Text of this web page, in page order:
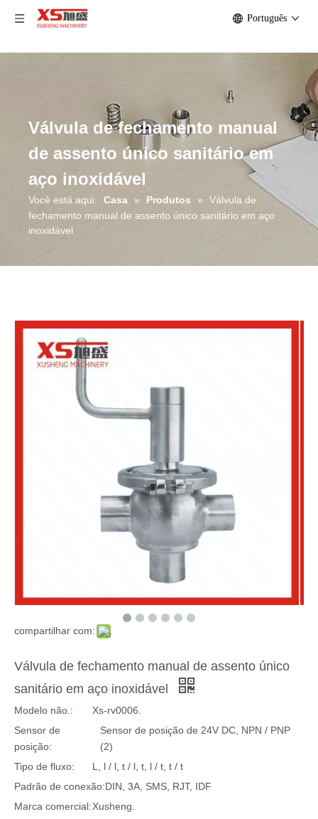
Português
Válvula de fechamento manual
de assento único sanitário em
aço inoxidável
Você está aqui: Casa » Produtos »
Válvula de
fechamento manual de assento único sanitário em aço
inoxidável
compartilhar com:
Válvula de fechamento manual de assento único
sanitário em aço inoxidável
Modelo não.:
Xs-rv0006.
Sensor de
posição:
Sensor de posição de 24V DC, NPN / PNP
(2)
Tipo de fluxo:
L, l / l, t / l, t, l / t, t / t
Padrão de conexão:DIN, 3A, SMS, RJT, IDF
Marca comercial:Xusheng.